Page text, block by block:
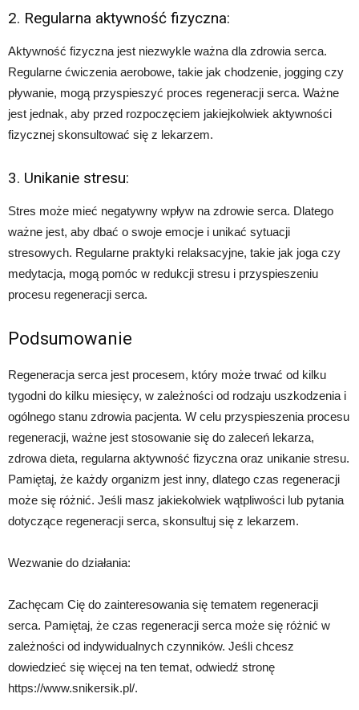
2. Regularna aktywność fizyczna:
Aktywność fizyczna jest niezwykle ważna dla zdrowia serca.
Regularne ćwiczenia aerobowe, takie jak chodzenie, jogging czy
pływanie, mogą przyspieszyć proces regeneracji serca. Ważne
jest jednak, aby przed rozpoczęciem jakiejkolwiek aktywności
fizycznej skonsultować się z lekarzem.
3. Unikanie stresu:
Stres może mieć negatywny wpływ na zdrowie serca. Dlatego
ważne jest, aby dbać o swoje emocje i unikać sytuacji
stresowych. Regularne praktyki relaksacyjne, takie jak joga czy
medytacja, mogą pomóc w redukcji stresu i przyspieszeniu
procesu regeneracji serca.
Podsumowanie
Regeneracja serca jest procesem, który może trwać od kilku
tygodni do kilku miesięcy, w zależności od rodzaju uszkodzenia i
ogólnego stanu zdrowia pacjenta. W celu przyspieszenia procesu
regeneracji, ważne jest stosowanie się do zaleceń lekarza,
zdrowa dieta, regularna aktywność fizyczna oraz unikanie stresu.
Pamiętaj, że każdy organizm jest inny, dlatego czas regeneracji
może się różnić. Jeśli masz jakiekolwiek wątpliwości lub pytania
dotyczące regeneracji serca, skonsultuj się z lekarzem.
Wezwanie do działania:
Zachęcam Cię do zainteresowania się tematem regeneracji
serca. Pamiętaj, że czas regeneracji serca może się różnić w
zależności od indywidualnych czynników. Jeśli chcesz
dowiedzieć się więcej na ten temat, odwiedź stronę
https://www.snikersik.pl/.